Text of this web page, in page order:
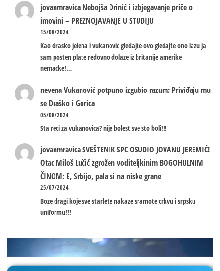
jovanmravica Nebojša Drinić i izbjegavanje priče o
imovini – PREZNOJAVANJE U STUDIJU
15/08/2024
Kao drasko jelena i vukanovic gledajte ovo gledajte ono lazu ja
sam posten plate redovno dolaze iz britanije amerike
nemacke!…
nevenaVukanović potpuno izgubio razum: Priviđaju mu
se Draško i Gorica
05/08/2024
Sta reci za vukanovica? nije bolest sve sto boli!!!
jovanmravicaSVEŠTENIK SPC OSUDIO JOVANU JEREMIĆ!
Otac Miloš Lučić zgrožen voditeljkinim BOGOHULNIM
ČINOM: E, Srbijo, pala si na niske grane
25/07/2024
Boze dragi koje sve starlete nakaze sramote crkvu i srpsku
uniformu!!!